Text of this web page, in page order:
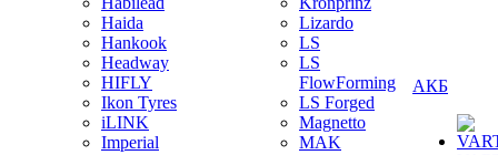
Haida
Hankook
Headway
HIFLY
Ikon Tyres
iLINK
Imperial
Lizardo
LS
LS
FlowForming
LS Forged
Magnetto
MAK
АКБ